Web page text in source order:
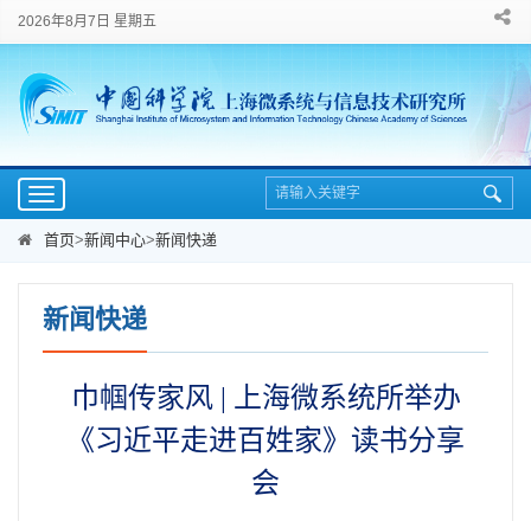
2026年8月7日 星期五
Toggle
navigation
首页>新闻中心>新闻快递
新闻快递
巾帼传家风 | 上海微系统所举办
《习近平走进百姓家》读书分享
会